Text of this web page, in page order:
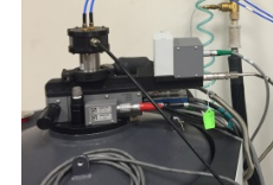
■ 提取合金膜的饱和
α，以及交换劲度A
CryoFMR
湖南大学